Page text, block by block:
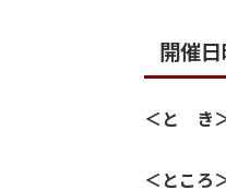
開催
＜と き
＜ところ